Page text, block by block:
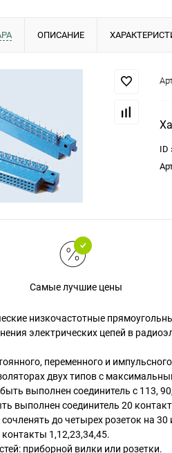
ОПИСАНИЕ
ID
Самые лучшие цены
низкочастотные
электрических цепей в
переменного и
двух типов с
выполнен соединитель с 113,
выполнен соединитель 20
до четырех розеток на 30
1,12,23,34,45.
приборной вилки или розетки.